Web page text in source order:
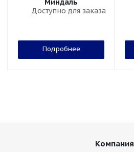
Миндаль
Доступно для заказа
Подробнее
Компания